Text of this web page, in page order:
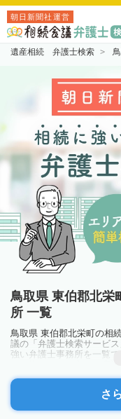
朝日新聞社運営
遺産相続 弁護士検索
鳥取県 東伯郡北栄
所 一覧
鳥取県 東伯郡北栄町の相
議の「弁護士検索サービ
強い弁護士事務所を一覧
みを抱えている方は一度
さ